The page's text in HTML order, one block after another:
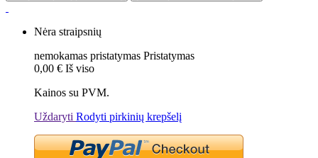
Nėra straipsnių
nemokamas pristatymas Pristatymas
0,00 € Iš viso
Kainos su PVM.
Uždaryti Rodyti pirkinių krepšelį